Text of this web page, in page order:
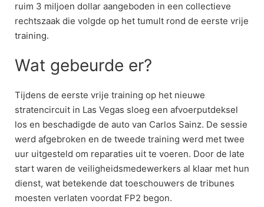
ruim 3 miljoen dollar aangeboden in een collectieve
rechtszaak die volgde op het tumult rond de eerste vrije
training.
Wat gebeurde er?
Tijdens de eerste vrije training op het nieuwe
stratencircuit in Las Vegas sloeg een afvoerputdeksel
los en beschadigde de auto van Carlos Sainz. De sessie
werd afgebroken en de tweede training werd met twee
uur uitgesteld om reparaties uit te voeren. Door de late
start waren de veiligheidsmedewerkers al klaar met hun
dienst, wat betekende dat toeschouwers de tribunes
moesten verlaten voordat FP2 begon.